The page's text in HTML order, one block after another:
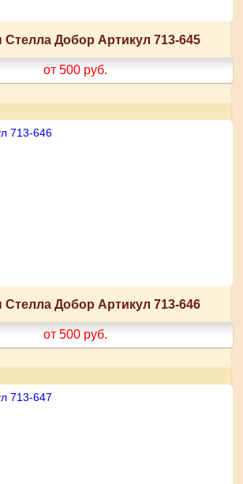
Добор Артикул 713-645
от 500 руб.
Добор Артикул 713-646
от 500 руб.